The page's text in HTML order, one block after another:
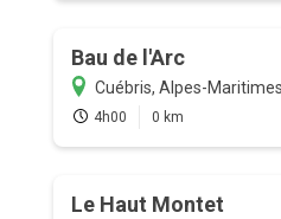
Bau de l'Arc
Cuébris, Alpes-
4h00 0 km
Le Haut Montet